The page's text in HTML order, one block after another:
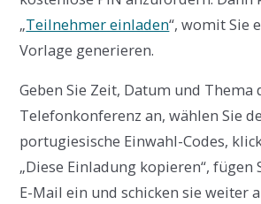
„Teilnehmer einladen“, womit Sie
Vorlage generieren.
Geben Sie Zeit, Datum und Thema
Telefonkonferenz an, wählen Sie
portugiesische Einwahl-Codes,
„Diese Einladung kopieren“, fügen
E-Mail ein und schicken sie weiter